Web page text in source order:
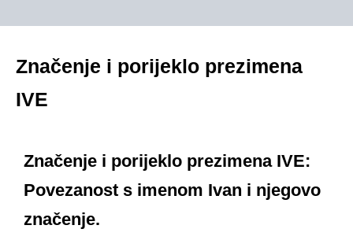
Značenje i porijeklo prezimena
IVE
Značenje i porijeklo prezimena IVE:
Povezanost s imenom Ivan i njegovo
značenje.